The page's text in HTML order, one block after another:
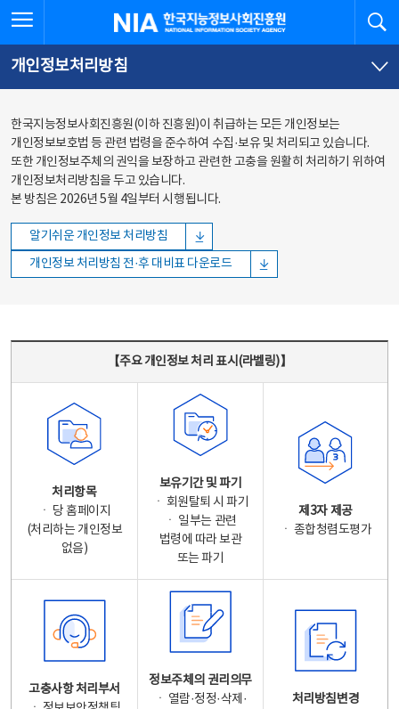
바로가기
바로가기
한국지능정보사회진흥원
개인정보처리방침
한국지능정보사회진흥원(이하 진흥원)이 취급하는 모든 개인정보는
개인정보보호법 등 관련 법령을 준수하여 수집·보유 및 처리되고 있습니다.
또한 개인정보주체의 권익을 보장하고 관련한 고충을 원활히 처리하기 위하여
개인정보처리방침을 두고 있습니다.
본 방침은 2026년 5월 4일부터 시행됩니다.
알기쉬운 개인정보 처리방침
개인정보 처리방침 전·후 대비표 다운로드
【주요 개인정보 처리 표시(라벨링)】
처리항목
ㆍ 당 홈페이지
(처리하는 개인정보
없음)
보유기간 및 파기
ㆍ 회원탈퇴 시 파기
ㆍ 일부는 관련
법령에 따라 보관
또는 파기
제3자 제공
ㆍ 종합청렴도평가
고충사항 처리부서
정보주체의 권리의무
ㆍ 열람·정정·삭제·
처리방침변경